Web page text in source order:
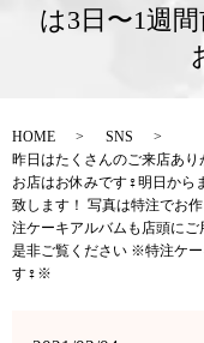
は3日〜1週
HOME
SNS
昨日はたくさんのご来店あ
お店はお休みです‍♀️明日から
致します！ 写真は特注でお
注ケーキアルバムも店頭に
是非ご覧ください ※特注ケー
す‍♀️※